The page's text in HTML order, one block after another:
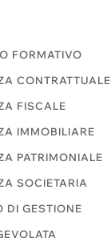
FORMATIVO
CONTRATTUALE
FISCALE
IMMOBILIARE
PATRIMONIALE
SOCIETARIA
DI GESTIONE